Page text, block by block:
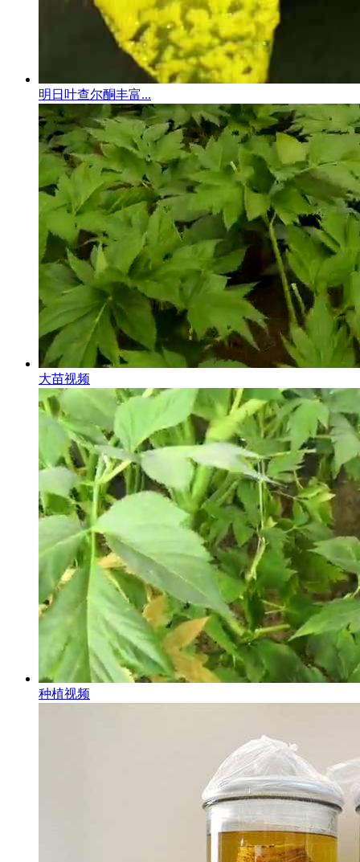
明日叶查尔酮丰富...
大苗视频
种植视频